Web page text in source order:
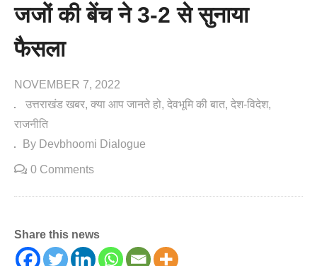
जजों की बेंच ने 3-2 से सुनाया
फैसला
NOVEMBER 7, 2022
उत्तराखंड खबर क्या आप जानते हो देवभूमि की बात देश-विदेश
राजनीति
By Devbhoomi Dialogue
0 Comments
Share this news